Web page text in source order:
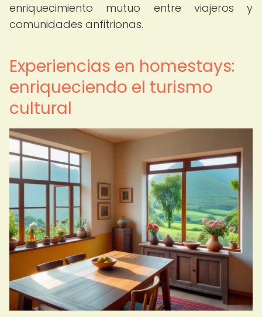
enriquecimiento mutuo entre viajeros y
comunidades anfitrionas.
Experiencias en homestays:
enriqueciendo el turismo
cultural